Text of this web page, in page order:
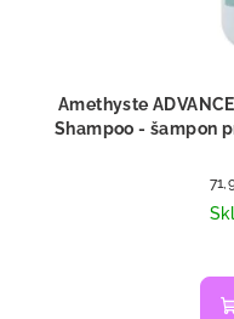
Amethyste
Shampoo - šampon